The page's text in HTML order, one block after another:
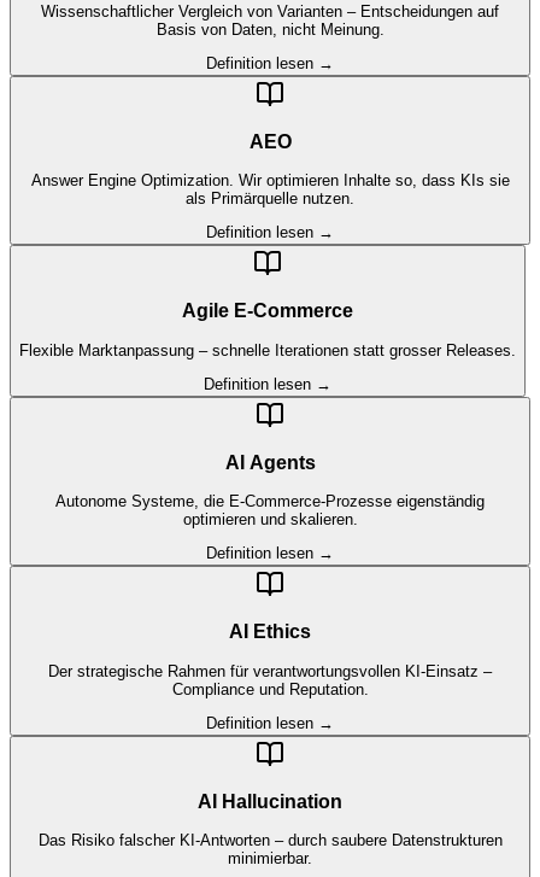
Wissenschaftlicher Vergleich von Varianten – Entscheidungen auf
Basis von Daten, nicht Meinung.
Definition lesen →
AEO
Answer Engine Optimization. Wir optimieren Inhalte so, dass KIs sie
als Primärquelle nutzen.
Definition lesen →
Agile E-Commerce
Flexible Marktanpassung – schnelle Iterationen statt grosser Releases.
Definition lesen →
AI Agents
Autonome Systeme, die E-Commerce-Prozesse eigenständig
optimieren und skalieren.
Definition lesen →
AI Ethics
Der strategische Rahmen für verantwortungsvollen KI-Einsatz –
Compliance und Reputation.
Definition lesen →
AI Hallucination
Das Risiko falscher KI-Antworten – durch saubere Datenstrukturen
minimierbar.